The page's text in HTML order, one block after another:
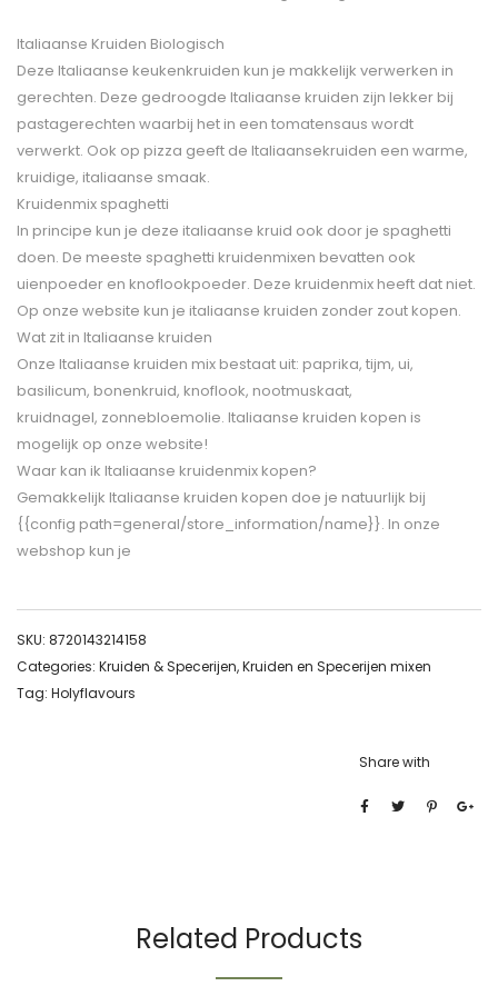
Italiaanse Kruiden Biologisch
Deze Italiaanse keukenkruiden kun je makkelijk verwerken in
gerechten. Deze gedroogde Italiaanse kruiden zijn lekker bij
pastagerechten waarbij het in een tomatensaus wordt
verwerkt. Ook op pizza geeft de Italiaansekruiden een warme,
kruidige, italiaanse smaak.
Kruidenmix spaghetti
In principe kun je deze italiaanse kruid ook door je spaghetti
doen. De meeste spaghetti kruidenmixen bevatten ook
uienpoeder en knoflookpoeder. Deze kruidenmix heeft dat niet.
Op onze website kun je italiaanse kruiden zonder zout kopen.
Wat zit in Italiaanse kruiden
Onze Italiaanse kruiden mix bestaat uit: paprika, tijm, ui,
basilicum, bonenkruid, knoflook, nootmuskaat,
kruidnagel, zonnebloemolie. Italiaanse kruiden kopen is
mogelijk op onze website!
Waar kan ik Italiaanse kruidenmix kopen?
Gemakkelijk Italiaanse kruiden kopen doe je natuurlijk bij
{{config path=general/store_information/name}}. In onze
webshop kun je
SKU: 8720143214158
Categories: Kruiden & Specerijen,Kruiden en Specerijen mixen
Tag: Holyflavours
Share with
Related Products